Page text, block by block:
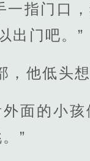
一指门口
出门吧。”
他低头
面的小
”